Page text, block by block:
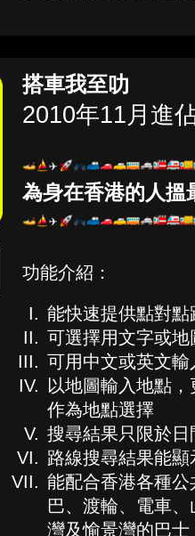
搭車我至叻
2010年11月進
為身在香港的人搵
功能介紹：
能快速提供點對點
可選擇用文字或
可用中文或英文輸
以地圖輸入地點
作為地點選擇
搜尋結果只限於日
路線搜尋結果能
能配合香港各種
巴、渡輪、電車
灣及愉景灣的巴士